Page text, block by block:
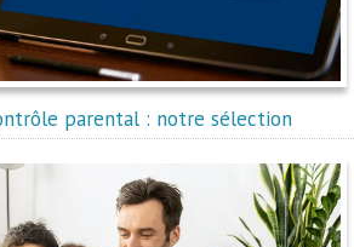
parental : notre sélection